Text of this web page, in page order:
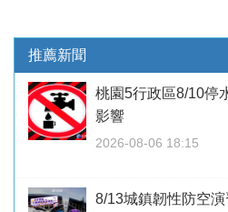
推薦新聞
桃園5行政區8/10
影響
2026-08-06 18:15
8/13城鎮韌性防空